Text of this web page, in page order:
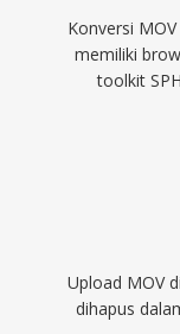
Konversi
memiliki
toolkit
Upload MOV
dihapus